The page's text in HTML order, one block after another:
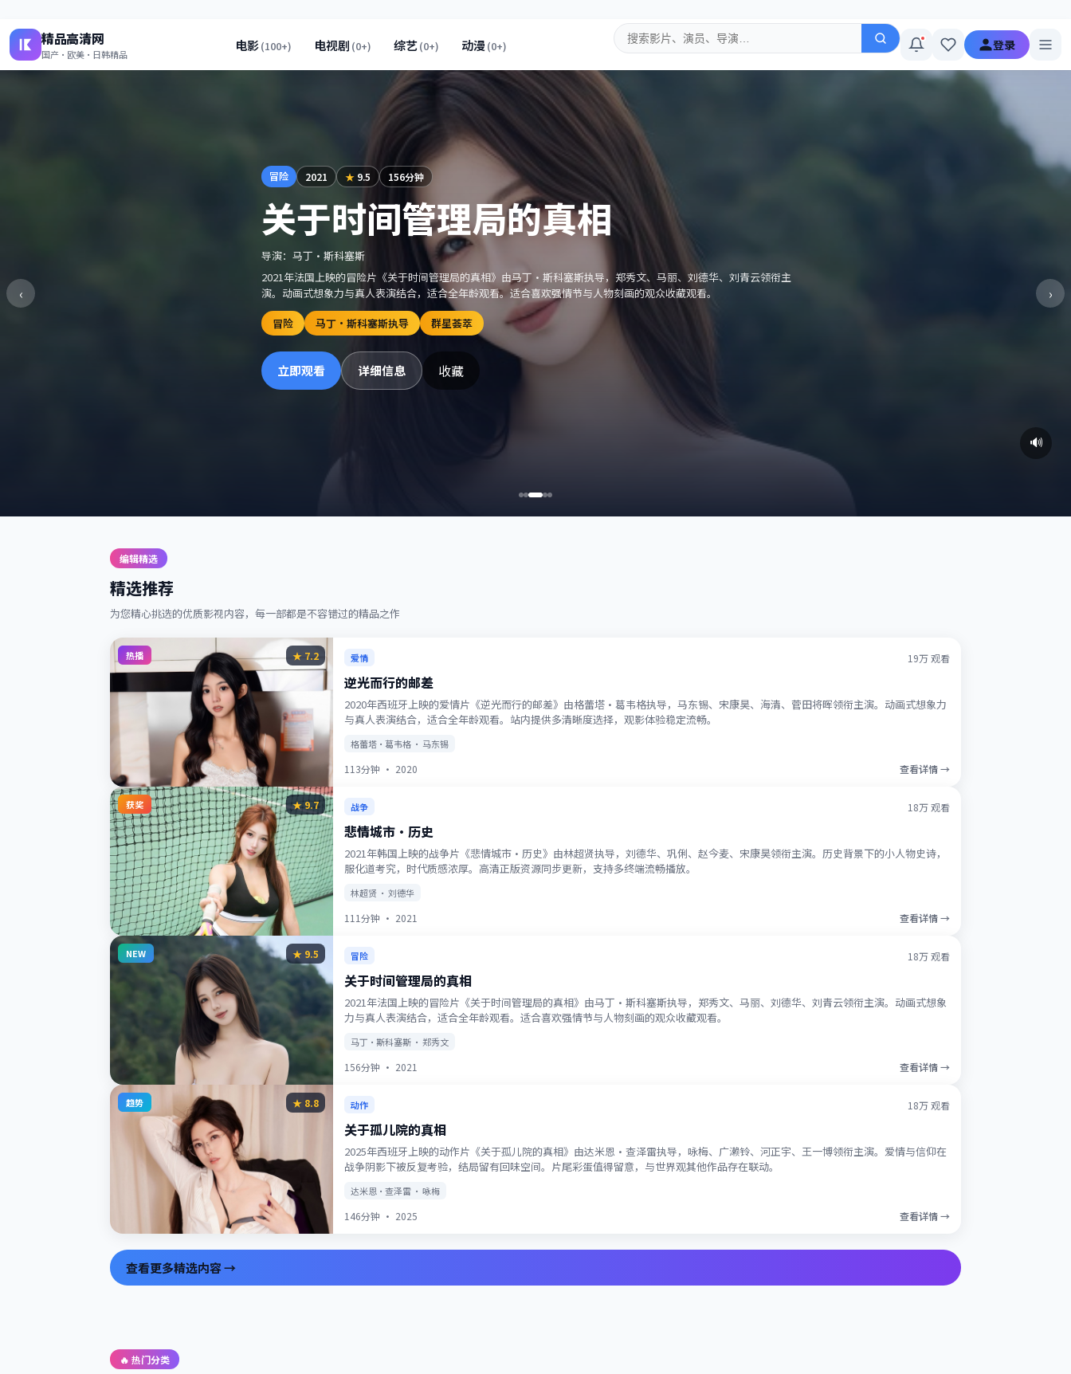
精品高清网
国产·欧美·日韩精品
电影(100+) 电视剧 (0+) 综艺(0+) 动漫 (0+) 登录
‹ ›
冒险 2021 ★ 9.5 156分钟
关于时间管理局的真相
导演： 马丁·斯科塞斯
2021年法国上映的冒险片《关于时间管理局的真相》由马丁·斯科塞斯执导，郑秀文、马丽、刘德华、刘青云领衔主
演。动画式想象力与真人表演结合，适合全年龄观看。适合喜欢强情节与人物刻画的观众收藏观看。
冒险
马丁·斯科塞斯执导 群星荟萃
立即观看 详细信息 收藏
🔊
编辑精选
精选推荐
为您精心挑选的优质影视内容，每一部都是不容错过的精品之作
热播 ★ 7.2 爱情 19万观看
逆光而行的邮差
2020年西班牙上映的爱情片《逆光而行的邮差》由格蕾塔·葛韦格执导，马东锡、宋康昊、海清、菅田将晖领衔主演。动画式想象力
与真人表演结合，适合全年龄观看。站内提供多清晰度选择，观影体验稳定流畅。
格蕾塔·葛韦格 · 马东锡
113分钟 · 2020 查看详情 →
获奖 ★ 9.7 战争 18万观看
悲情城市·历史
2021年韩国上映的战争片《悲情城市·历史》由林超贤执导，刘德华、巩俐、赵今麦、宋康昊领衔主演。历史背景下的小人物史诗，
服化道考究，时代质感浓厚。高清正版资源同步更新，支持多终端流畅播放。
林超贤 · 刘德华
111分钟 · 2021 查看详情 →
NEW ★ 9.5 冒险 18万观看
关于时间管理局的真相
2021年法国上映的冒险片《关于时间管理局的真相》由马丁·斯科塞斯执导，郑秀文、马丽、刘德华、刘青云领衔主演。动画式想象
力与真人表演结合，适合全年龄观看。适合喜欢强情节与人物刻画的观众收藏观看。
马丁·斯科塞斯 · 郑秀文
156分钟 · 2021 查看详情 →
趋势 ★ 8.8 动作 18万观看
关于孤儿院的真相
2025年西班牙上映的动作片《关于孤儿院的真相》由达米恩·查泽雷执导，咏梅、广濑铃、河正宇、王一博领衔主演。爱情与信仰在
战争阴影下被反复考验，结局留有回味空间。片尾彩蛋值得留意，与世界观其他作品存在联动。
达米恩·查泽雷 · 咏梅
146分钟 · 2025 查看详情 →
查看更多精选内容 →
🔥 热门分类